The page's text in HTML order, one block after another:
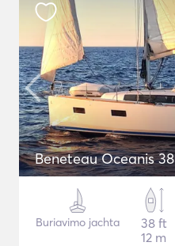
Beneteau Oceanis 38
Buriavimo jachta
38 ft
12 m